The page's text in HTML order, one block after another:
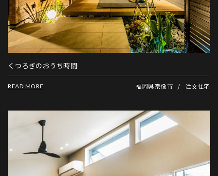
くつろぎのおうち時間
READ MORE 福岡県宗像市 注文住宅